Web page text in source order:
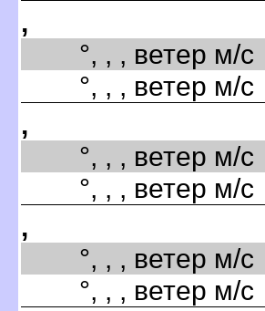
,
°, , , ветер м/с
°, , , ветер м/с
,
°, , , ветер м/с
°, , , ветер м/с
,
°, , , ветер м/с
°, , , ветер м/с